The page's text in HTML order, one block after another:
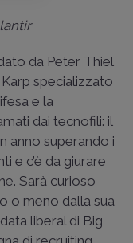
da Peter Thiel
specializzato
e la
dai tecnofili: il
anno superando i
e c’è da giurare
Sarà curioso
o meno dalla sua
liberal di Big